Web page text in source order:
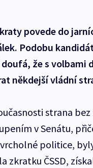
povede do
Podobu
že s volbami
někdejší vládní
strana
v Senátu,
politice,
zkratku ČSSD,